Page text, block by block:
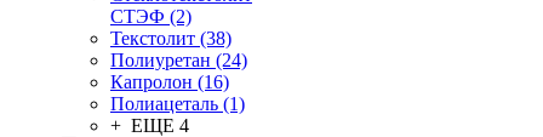
СТЭФ (2)
Текстолит (38)
Полиуретан (24)
Капролон (16)
Полиацеталь (1)
+ ЕЩЕ 4